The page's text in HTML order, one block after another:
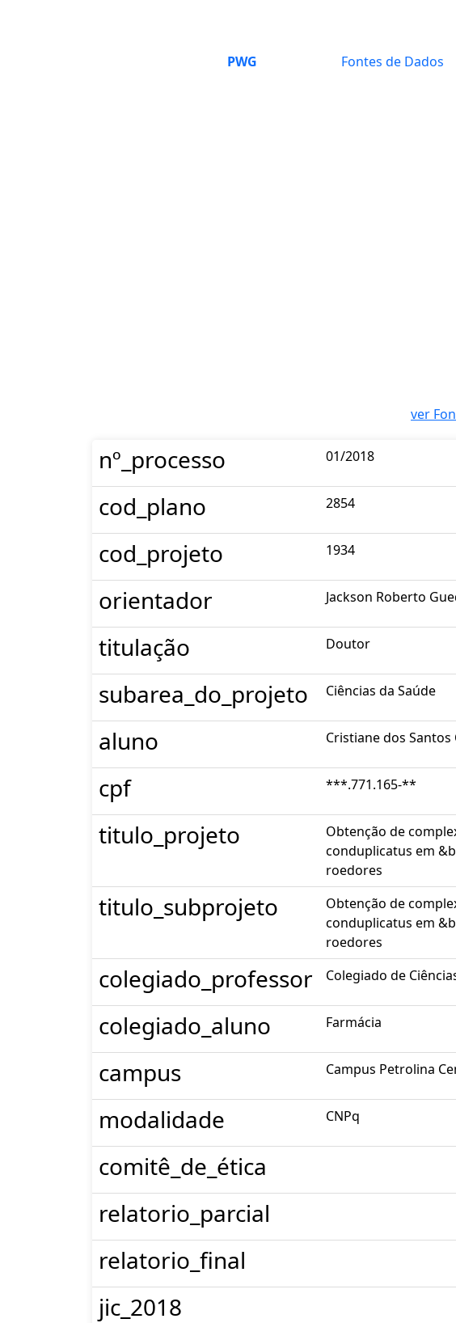
PWG Fontes de Dados
ver
nº_processo 01/2018
cod_plano 2854
cod_projeto 1934
orientador Jackson Roberto
titulação Doutor
subarea_do_projeto Ciências da Saúde
aluno Cristiane dos Santos
cpf ***.771.165-**
titulo_projeto
Obtenção de
conduplicatus em
roedores
titulo_subprojeto
Obtenção de
conduplicatus em
roedores
colegiado_professor Colegiado de
colegiado_aluno Farmácia
campus Campus Petrolina
modalidade CNPq
comitê_de_ética
relatorio_parcial
relatorio_final
jic_2018